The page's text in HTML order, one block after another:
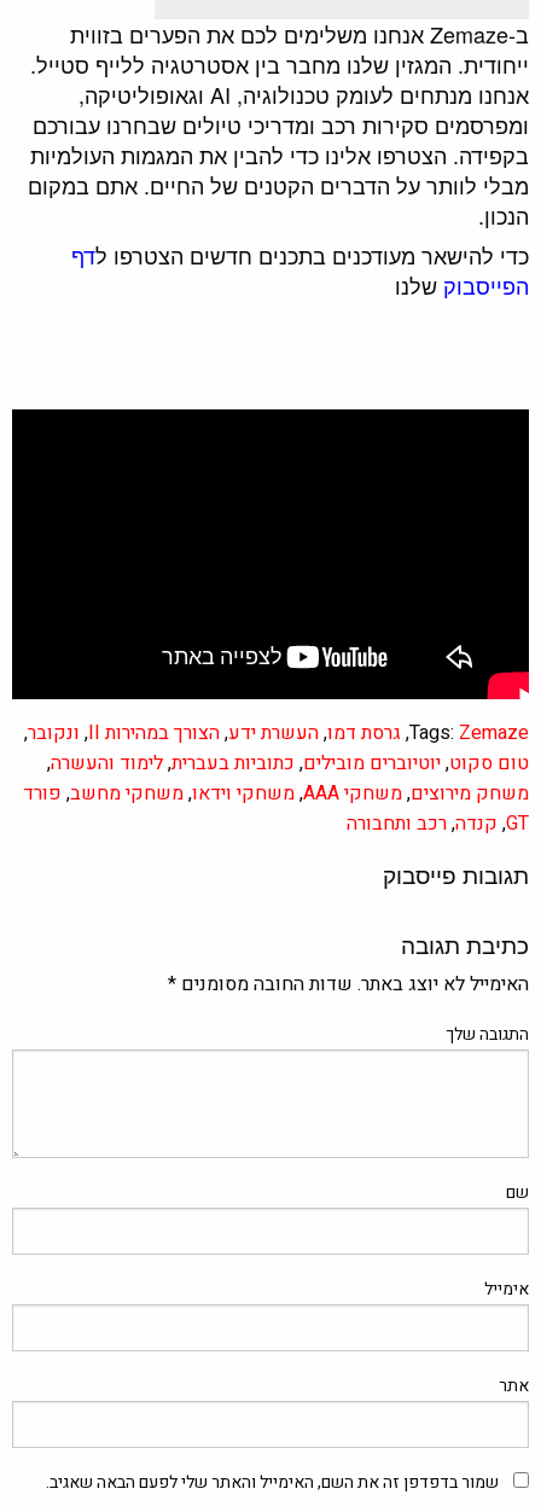
ב-Zemaze אנחנו משלימים לכם את הפערים בזווית
ייחודית. המגזין שלנו מחבר בין אסטרטגיה ללייף סטייל.
אנחנו מנתחים לעומק טכנולוגיה, AI וגאופוליטיקה,
ומפרסמים סקירות רכב ומדריכי טיולים שבחרנו עבורכם
בקפידה. הצטרפו אלינו כדי להבין את המגמות העולמיות
מבלי לוותר על הדברים הקטנים של החיים. אתם במקום
הנכון.
כדי להישאר מעודכנים בתכנים חדשים הצטרפו לדף
הפייסבוק שלנו
Tags: Zemaze
, גרסת דמו,העשרת ידע,הצורך במהירות II , ונקובר,
טום סקוט,יוטיוברים מובילים, כתוביות בעברית,לימוד והעשרה,
משחק מירוצים,משחקי AAA ,משחקי וידאו,משחקי מחשב, פורד
GT
, קנדה,רכב ותחבורה
תגובות פייסבוק
כתיבת תגובה
האימייל לא יוצג באתר. שדות החובה מסומנים *
התגובה שלך
שם
אימייל
אתר
שמור בדפדפן זה את השם, האימייל והאתר שלי לפעם הבאה שאגיב.